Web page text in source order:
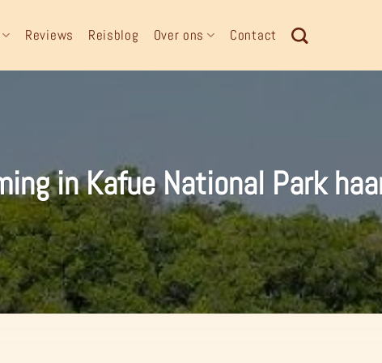
Reviews Reisblog Over ons Contact
in Kafue National Park